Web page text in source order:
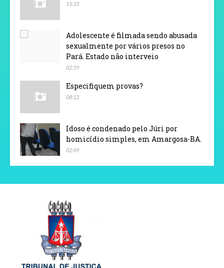
15:33
Adolescente é filmada sendo abusada
sexualmente por vários presos no
Pará. Estado não interveio
02:59
Especifiquem provas?
08:12
Idoso é condenado pelo Júri por
homicídio simples, em Amargosa-BA.
02:49